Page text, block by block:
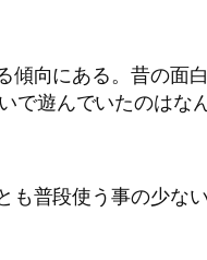
向にある。昔の面
で遊んでいたのはな
普段使う事の少